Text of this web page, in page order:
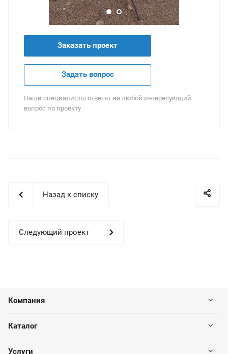
Заказать проект
Задать вопрос
Наши специалисты ответят на любой интересующий
вопрос по проекту
Назад к списку
Следующий проект
Компания
Каталог
Услуги